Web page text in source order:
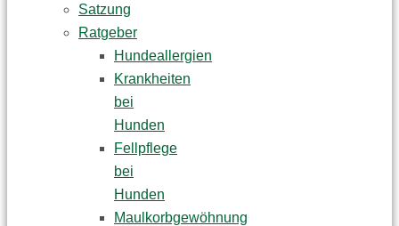
Satzung
Ratgeber
Hundeallergien
Krankheiten
bei
Hunden
Fellpflege
bei
Hunden
Maulkorbgewöhnung